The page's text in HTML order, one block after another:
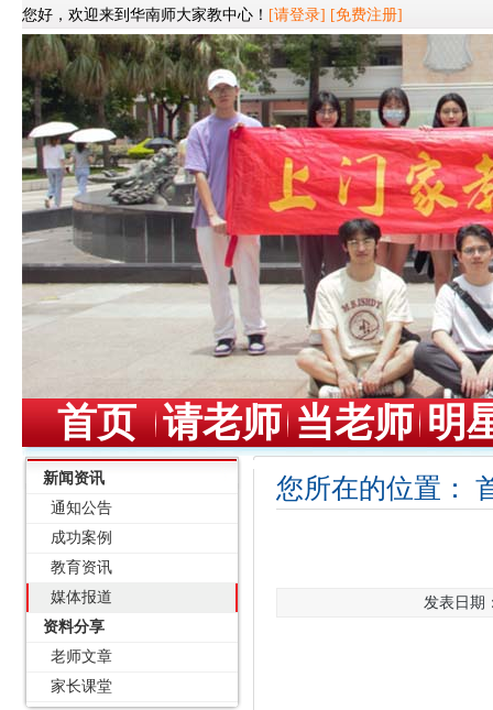
您好，欢迎来到华南师大家教中心！ [请登录] [免费注册]
首页 请老师 当老师 明
新闻资讯
通知公告
成功案例
教育资讯
媒体报道
资料分享
老师文章
家长课堂
您所在的位置：
发表日期